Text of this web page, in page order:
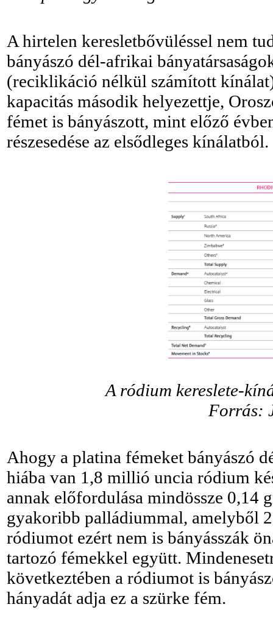
A hirtelen keresletbővüléssel nem
bányászó dél-afrikai
(reciklikáció nélkül számított
kapacitás második helyezettje,
fémet is bányászott, mint előző
részesedése az elsődleges kínálatból.
A ródium kereslete-
Forrás:
Ahogy a platina fémeket bányászó
hiába van 1,8 millió uncia ródium
annak előfordulása mindössze 0,14
gyakoribb palládiummal, amelyből
ródiumot ezért nem is bányásszák
tartozó fémekkel együtt.
következtében a ródiumot is
hányadát adja ez a szürke fém.